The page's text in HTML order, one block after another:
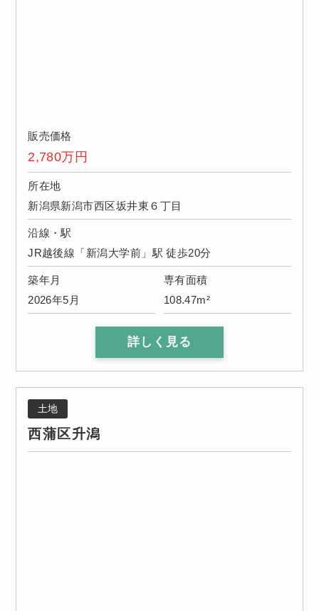
販売価格
2,780万円
所在地
新潟県新潟市西区坂井東６丁目
沿線・駅
JR越後線「新潟大学前」駅 徒歩20分
築年月
2026年5月
専有面積
108.47m²
詳しく見る
土地
西蒲区升潟